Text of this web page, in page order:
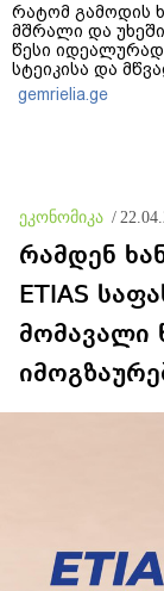
რატომ გამოდის
მშრალი და
წესი იდეალურად
სტეიკისა და
gemrielia.ge
ეკონომიკა /
რამდენ
ETIAS
მომავალი